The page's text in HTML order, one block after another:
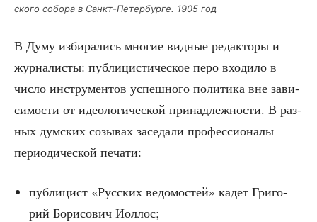
ско­го собо­ра в Санкт-Петер­бур­ге. 1905 год
В Думу изби­ра­лись мно­гие вид­ные редак­то­ры и
жур­на­ли­сты: пуб­ли­ци­сти­че­ское перо вхо­ди­ло в
чис­ло инстру­мен­тов успеш­но­го поли­ти­ка вне зави­
си­мо­сти от идео­ло­ги­че­ской при­над­леж­но­сти. В раз­
ных дум­ских созы­вах засе­да­ли про­фес­си­о­на­лы
пери­о­ди­че­ской печати:
пуб­ли­цист «Рус­ских ведо­мо­стей» кадет Гри­го­
рий Бори­со­вич Иоллос;